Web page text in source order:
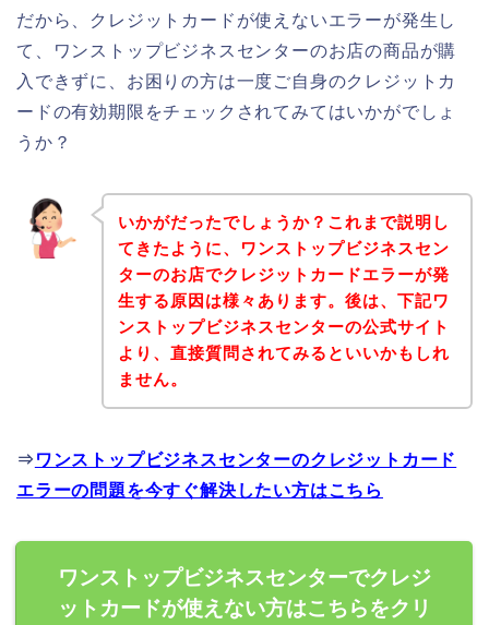
だから、クレジットカードが使えないエラーが発生し
て、ワンストップビジネスセンターのお店の商品が購
入できずに、お困りの方は一度ご自身のクレジットカ
ードの有効期限をチェックされてみてはいかがでしょ
うか？
いかがだったでしょうか？これまで説明し
てきたように、ワンストップビジネスセン
ターのお店でクレジットカードエラーが発
生する原因は様々あります。後は、下記ワ
ンストップビジネスセンターの公式サイト
より、直接質問されてみるといいかもしれ
ません。
⇒ ワンストップビジネスセンターのクレジットカード
エラーの問題を今すぐ解決したい方はこちら
ワンストップビジネスセンターでクレジ
ットカードが使えない方はこちらをクリ